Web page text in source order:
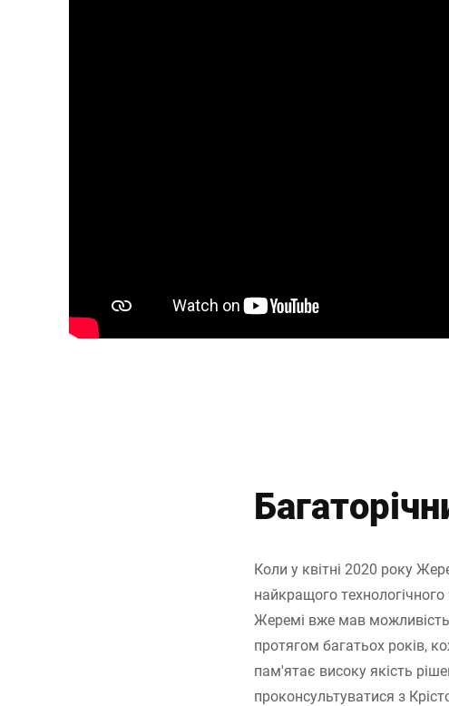
Коли у квітні 2020 року
найкращого
Жеремі вже мав
протягом багатьох років,
пам'ятає високу якість
проконсультуватися з